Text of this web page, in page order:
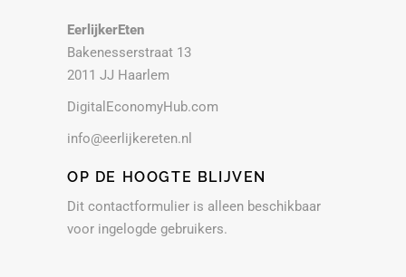
EerlijkerEten
Bakenesserstraat 13
2011 JJ Haarlem
DigitalEconomyHub.com
info@eerlijkereten.nl
OP DE HOOGTE BLIJVEN
Dit contactformulier is alleen beschikbaar
voor ingelogde gebruikers.